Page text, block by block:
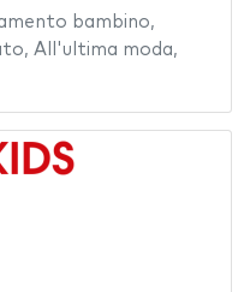
bambino,
, All'ultima moda,